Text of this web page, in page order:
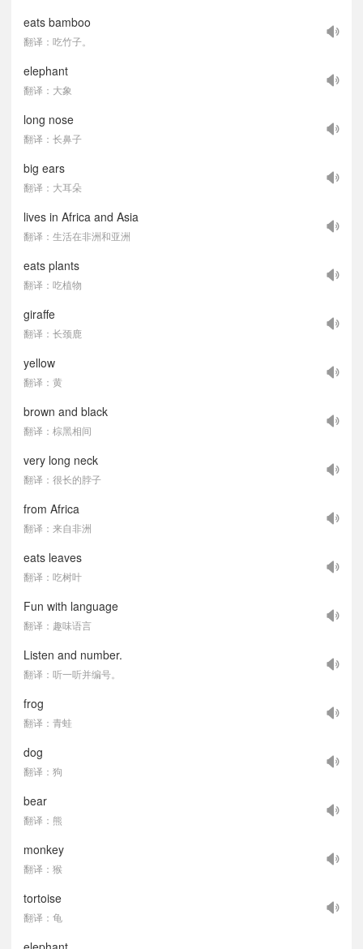
eats bamboo
翻译：吃竹子。
elephant
翻译：大象
long nose
翻译：长鼻子
big ears
翻译：大耳朵
lives in Africa and Asia
翻译：生活在非洲和亚洲
eats plants
翻译：吃植物
giraffe
翻译：长颈鹿
yellow
翻译：黄
brown and black
翻译：棕黑相间
very long neck
翻译：很长的脖子
from Africa
翻译：来自非洲
eats leaves
翻译：吃树叶
Fun with language
翻译：趣味语言
Listen and number.
翻译：听一听并编号。
frog
翻译：青蛙
dog
翻译：狗
bear
翻译：熊
monkey
翻译：猴
tortoise
翻译：龟